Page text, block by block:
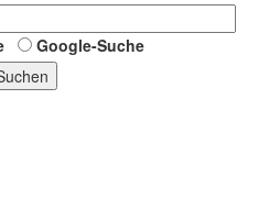
Google-Suche